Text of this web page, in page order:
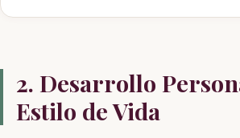
2. Desarrollo
Estilo de Vida